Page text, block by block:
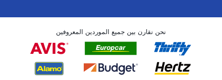
نحن نقارن بين جميع الموردين المعروفين